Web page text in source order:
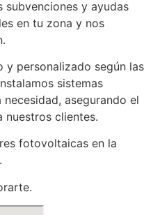
subvenciones y ayudas
en tu zona y nos
y personalizado según las
sistemas
asegurando el
nuestros clientes.
fotovoltaicas en la